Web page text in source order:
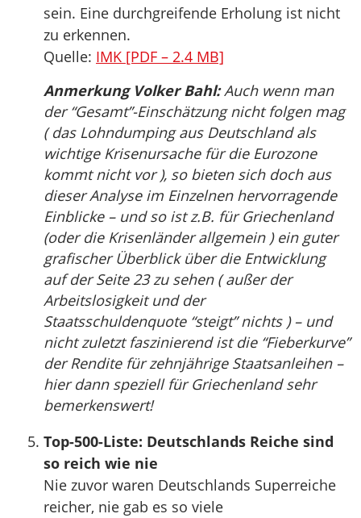
sein. Eine durchgreifende Erholung ist nicht
zu erkennen.
Quelle: IMK [PDF – 2.4 MB]
Anmerkung Volker Bahl:Auch wenn man
der “Gesamt”-Einschätzung nicht folgen mag
( das Lohndumping aus Deutschland als
wichtige Krisenursache für die Eurozone
kommt nicht vor ), so bieten sich doch aus
dieser Analyse im Einzelnen hervorragende
Einblicke – und so ist z.B. für Griechenland
(oder die Krisenländer allgemein ) ein guter
grafischer Überblick über die Entwicklung
auf der Seite 23 zu sehen ( außer der
Arbeitslosigkeit und der
Staatsschuldenquote “steigt” nichts ) – und
nicht zuletzt faszinierend ist die “Fieberkurve”
der Rendite für zehnjährige Staatsanleihen –
hier dann speziell für Griechenland sehr
bemerkenswert!
Top-500-Liste: Deutschlands Reiche sind
so reich wie nie
Nie zuvor waren Deutschlands Superreiche
reicher, nie gab es so viele